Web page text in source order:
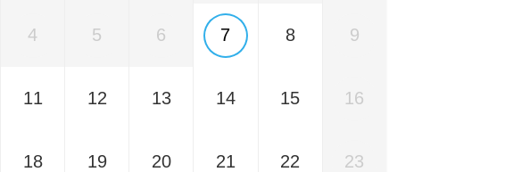
4 5 6 7 8 9
11 12 13 14 15 16
18 19 20 21 22 23